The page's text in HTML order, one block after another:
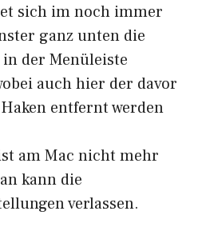
sich im noch immer
ganz unten die
der Menüleiste
auch hier der davor
entfernt werden
am Mac nicht mehr
kann die
verlassen.